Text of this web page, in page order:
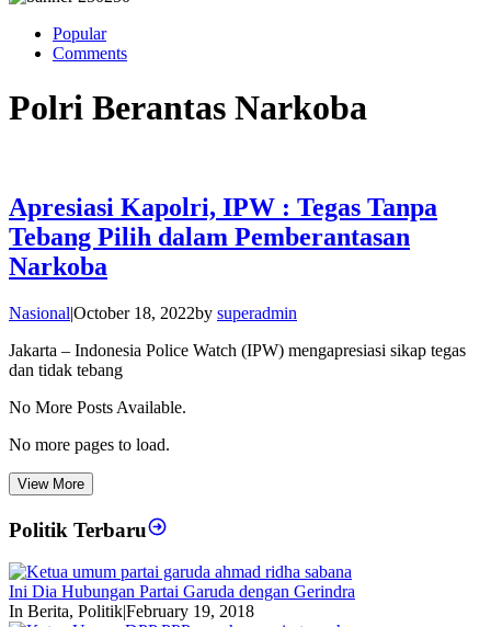
Popular
Comments
Polri Berantas Narkoba
Apresiasi Kapolri, IPW : Tegas Tanpa
Tebang Pilih dalam Pemberantasan
Narkoba
Nasional|October 18, 2022by superadmin
Jakarta – Indonesia Police Watch (IPW) mengapresiasi sikap tegas
dan tidak tebang
No More Posts Available.
No more pages to load.
View More
Politik Terbaru
Ini Dia Hubungan Partai Garuda dengan Gerindra
In Berita, Politik|February 19, 2018